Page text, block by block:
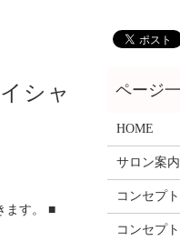
シャ
ます。 ■
HOME
サロン案内
コンセプト
コンセプト